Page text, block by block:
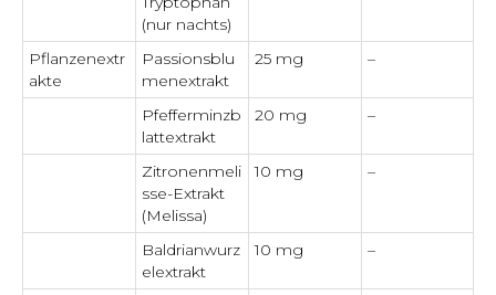
(nur nachts)
Pflanzenextr
akte
Passionsblu
menextrakt
25 mg –
Pfefferminzb
lattextrakt
20 mg –
Zitronenmeli
sse-Extrakt
(Melissa)
10 mg –
Baldrianwurz
elextrakt
10 mg –